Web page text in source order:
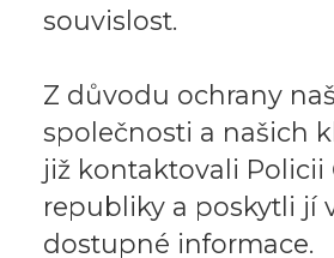
souvislost.
Z důvodu ochrany
společnosti a našich
již kontaktovali Policii
republiky a poskytli jí
dostupné informace.